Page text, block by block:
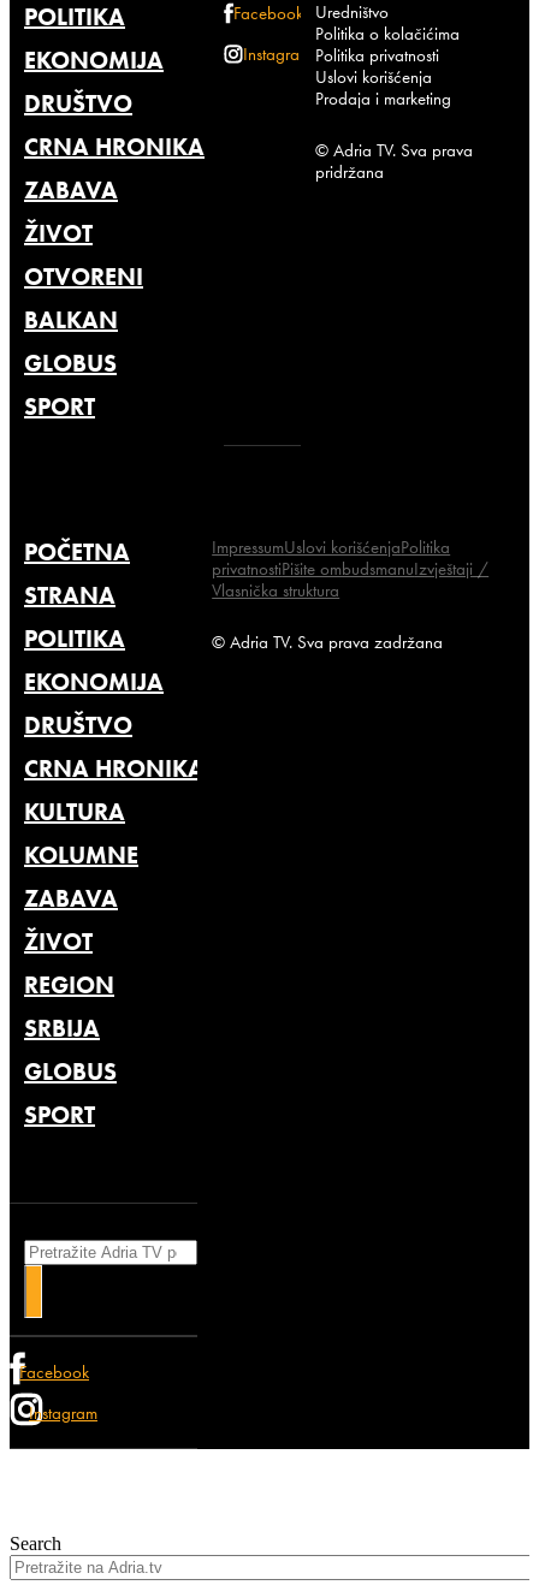
POLITIKA
EKONOMIJA
DRUŠTVO
CRNA HRONIKA
ZABAVA
ŽIVOT
OTVORENI
BALKAN
GLOBUS
SPORT
Facebook
Instagram
Uredništvo
Politika o kolačićima
Politika privatnosti
Uslovi korišćenja
Prodaja i marketing
© Adria TV. Sva prava
pridržana
POČETNA
STRANA
POLITIKA
EKONOMIJA
DRUŠTVO
CRNA HRONIKA
KULTURA
KOLUMNE
ZABAVA
ŽIVOT
REGION
SRBIJA
GLOBUS
SPORT
Facebook
Instagram
ImpressumUslovi korišćenjaPolitika
privatnostiPišite ombudsmanuIzvještaji /
Vlasnička struktura
© Adria TV. Sva prava zadržana
Search